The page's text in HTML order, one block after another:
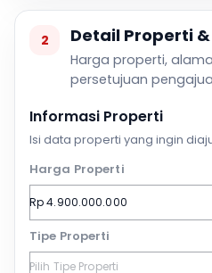
2 Detail Properti
Harga properti,
persetujuan
Informasi Properti
Isi data properti yang ingin
Harga Properti
Tipe Properti